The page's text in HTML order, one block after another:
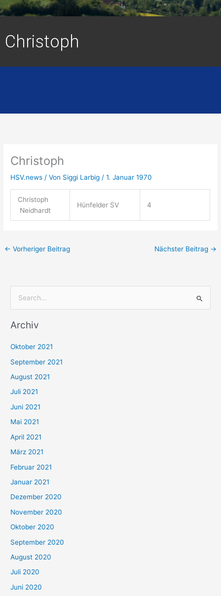
Christoph
Christoph
HSV.news / Von Siggi Larbig/1. Januar 1970
Christoph
Neidhardt
Hünfelder SV 4
← Vorheriger Beitrag Nächster Beitrag →
c
n
n
a
c
h
:
Archiv
Oktober 2021
September 2021
August 2021
Juli 2021
Juni 2021
Mai 2021
April 2021
März 2021
Februar 2021
Januar 2021
Dezember 2020
November 2020
Oktober 2020
September 2020
August 2020
Juli 2020
Juni 2020